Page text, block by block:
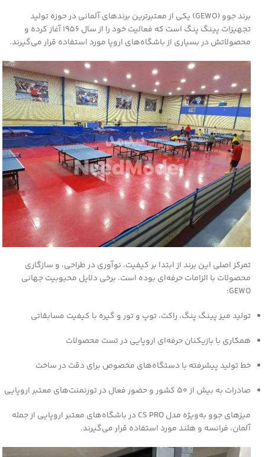
برند جوو (GEWO) یکی از معتبرترین برندهای آلمانی در حوزه تولید
تجهیزات پینگ پنگ است که فعالیت خود را از سال 1956 آغاز کرده و
محصولاتش در بسیاری از باشگاه‌های اروپا مورد استفاده قرار می‌گیرند.
تمرکز اصلی این برند از ابتدا بر کیفیت، نوآوری در طراحی، و سازگاری
محصولات با الزامات حرفه‌ای بوده است. برخی دلایل محبوبیت جهانی
GEWO:
تولید میز پینگ پنگ، راکت، توپ و تور و گیره با کیفیت مسابقاتی
همکاری با بازیکنان حرفه‌ای اروپایی در تست محصولات
خط تولید پیشرفته با دستگاه‌های مخصوص برای دقت در ساخت
صادرات به بیش از ۵۰ کشور و حضور فعال در تورنمنت‌های معتبر اروپایی
میزهای جوو به‌ویژه مدل CS PRO در باشگاه‌های معتبر اروپایی از جمله
آلمان، فرانسه و هلند مورد استفاده قرار می‌گیرند.